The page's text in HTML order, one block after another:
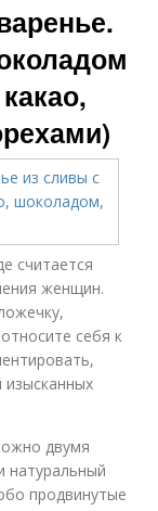
считается
женщин.
себя к
изысканных
двумя
натуральный
продвинутые